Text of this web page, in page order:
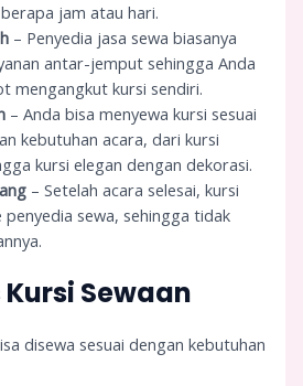
jam atau hari.
– Penyedia jasa sewa biasanya
antar-jemput sehingga Anda
mengangkut kursi sendiri.
– Anda bisa menyewa kursi sesuai
kebutuhan acara, dari kursi
kursi elegan dengan dekorasi.
– Setelah acara selesai, kursi
penyedia sewa, sehingga tidak
Sewaan
disewa sesuai dengan kebutuhan